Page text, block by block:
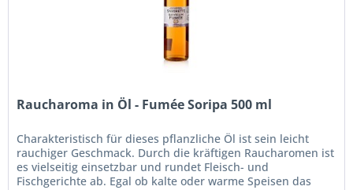
Raucharoma in Öl - Fumée Soripa 500 ml
Charakteristisch für dieses pflanzliche Öl ist sein leicht
rauchiger Geschmack. Durch die kräftigen Raucharomen ist
es vielseitig einsetzbar und rundet Fleisch- und
Fischgerichte ab. Egal ob kalte oder warme Speisen das